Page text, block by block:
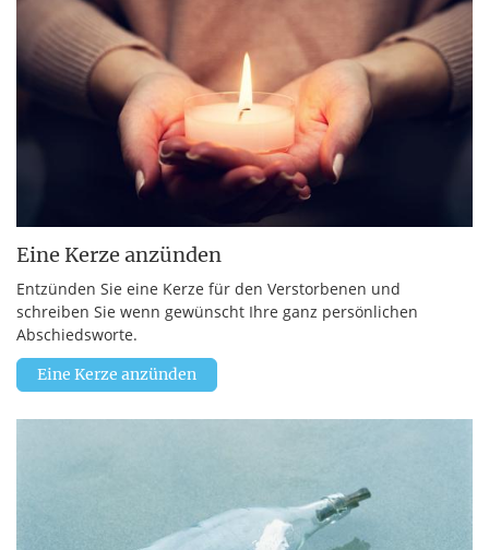
Eine Kerze anzünden
Entzünden Sie eine Kerze für den Verstorbenen und
schreiben Sie wenn gewünscht Ihre ganz persönlichen
Abschiedsworte.
Eine Kerze anzünden